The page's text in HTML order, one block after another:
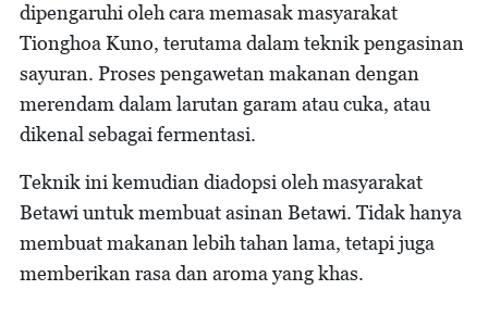
dipengaruhi oleh cara memasak masyarakat
Tionghoa Kuno, terutama dalam teknik pengasinan
sayuran. Proses pengawetan makanan dengan
merendam dalam larutan garam atau cuka, atau
dikenal sebagai fermentasi.
Teknik ini kemudian diadopsi oleh masyarakat
Betawi untuk membuat asinan Betawi. Tidak hanya
membuat makanan lebih tahan lama, tetapi juga
memberikan rasa dan aroma yang khas.